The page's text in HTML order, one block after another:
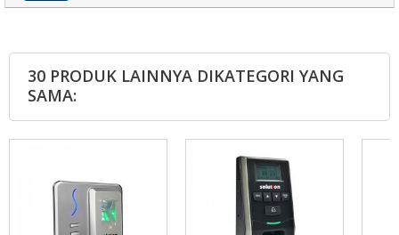
30 PRODUK LAINNYA DIKATEGORI YANG
SAMA: